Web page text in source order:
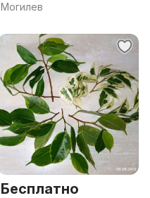
Могилев
Бесплатно